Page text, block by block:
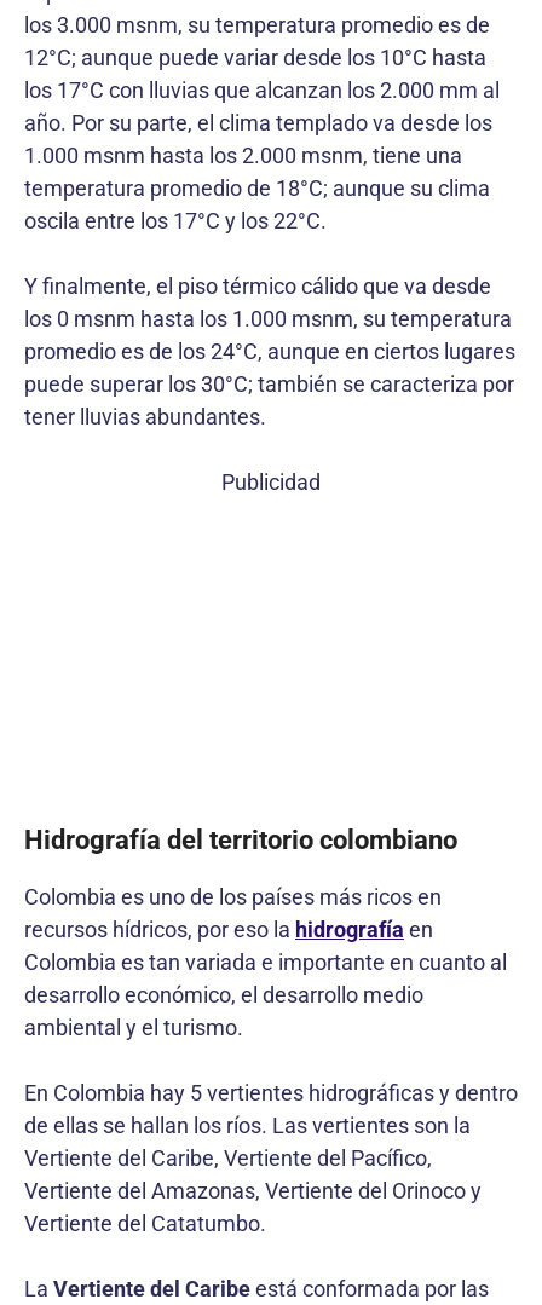
los 3.000 msnm, su temperatura promedio es de
12°C; aunque puede variar desde los 10°C hasta
los 17°C con lluvias que alcanzan los 2.000 mm al
año. Por su parte, el clima templado va desde los
1.000 msnm hasta los 2.000 msnm, tiene una
temperatura promedio de 18°C; aunque su clima
oscila entre los 17°C y los 22°C.
Y finalmente, el piso térmico cálido que va desde
los 0 msnm hasta los 1.000 msnm, su temperatura
promedio es de los 24°C, aunque en ciertos lugares
puede superar los 30°C; también se caracteriza por
tener lluvias abundantes.
Publicidad
Hidrografía del territorio colombiano
Colombia es uno de los países más ricos en
recursos hídricos, por eso la hidrografía en
Colombia es tan variada e importante en cuanto al
desarrollo económico, el desarrollo medio
ambiental y el turismo.
En Colombia hay 5 vertientes hidrográficas y dentro
de ellas se hallan los ríos. Las vertientes son la
Vertiente del Caribe, Vertiente del Pacífico,
Vertiente del Amazonas, Vertiente del Orinoco y
Vertiente del Catatumbo.
La Vertiente del Caribeestá conformada por las